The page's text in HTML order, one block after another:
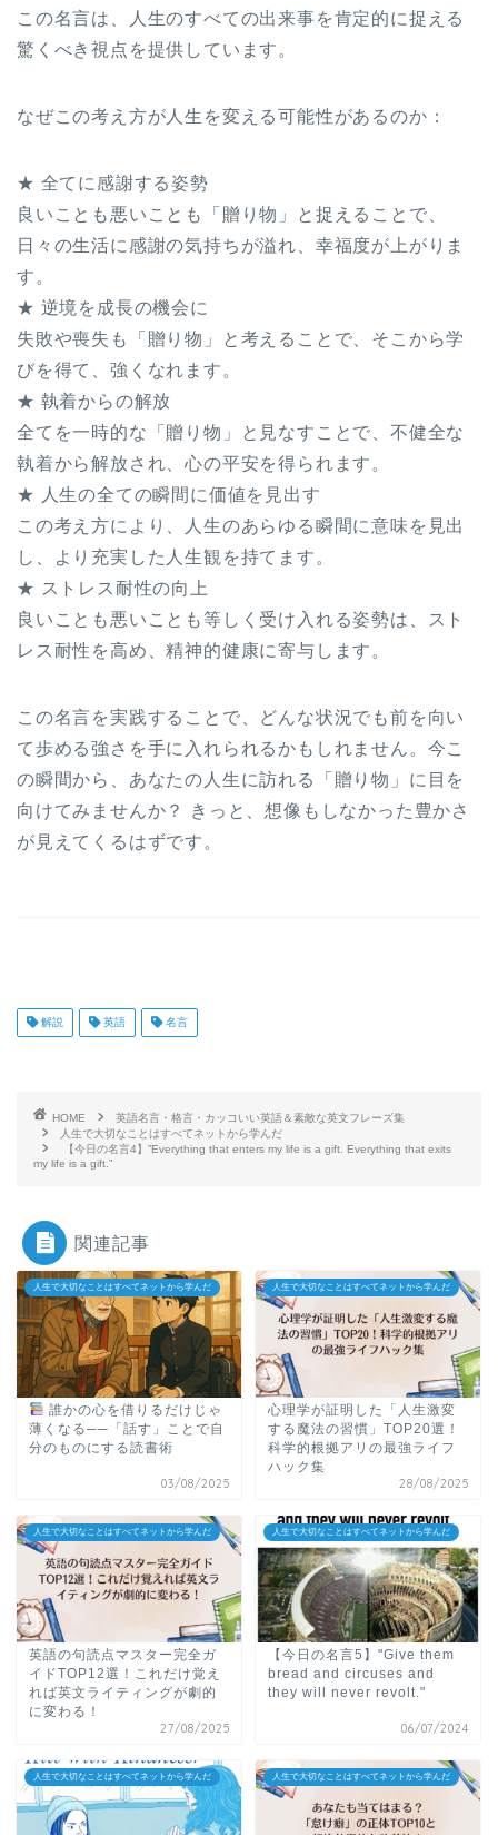
この名言は、人生のすべての出来事を肯定的に捉える
驚くべき視点を提供しています。
なぜこの考え方が人生を変える可能性があるのか：
★ 全てに感謝する姿勢
良いことも悪いことも「贈り物」と捉えることで、
日々の生活に感謝の気持ちが溢れ、幸福度が上がりま
す。
★ 逆境を成長の機会に
失敗や喪失も「贈り物」と考えることで、そこから学
びを得て、強くなれます。
★ 執着からの解放
全てを一時的な「贈り物」と見なすことで、不健全な
執着から解放され、心の平安を得られます。
★ 人生の全ての瞬間に価値を見出す
この考え方により、人生のあらゆる瞬間に意味を見出
し、より充実した人生観を持てます。
★ ストレス耐性の向上
良いことも悪いことも等しく受け入れる姿勢は、スト
レス耐性を高め、精神的健康に寄与します。
この名言を実践することで、どんな状況でも前を向い
て歩める強さを手に入れられるかもしれません。今こ
の瞬間から、あなたの人生に訪れる「贈り物」に目を
向けてみませんか？ きっと、想像もしなかった豊かさ
が見えてくるはずです。
解説 英語 名言
HOME
英語名言・格言・カッコいい英語＆素敵な英文フレーズ集
人生で大切なことはすべてネットから学んだ
【今日の名言4】”Everything that enters my life is a gift. Everything that exits
my life is a gift.”
関連記事
人生で大切なことはすべてネットから学んだ
誰かの心を借りるだけじゃ
薄くなる──「話す」ことで自
分のものにする読書術
03/08/2025
人生で大切なことはすべてネットから学んだ
心理学が証明した「人生激変
する魔法の習慣」TOP20選！
科学的根拠アリの最強ライフ
ハック集
28/08/2025
人生で大切なことはすべてネットから学んだ
英語の句読点マスター完全ガ
イドTOP12選！これだけ覚え
れば英文ライティングが劇的
に変わる！
27/08/2025
人生で大切なことはすべてネットから学んだ
【今日の名言5】"Give them
bread and circuses and
they will never revolt."
06/07/2024
人生で大切なことはすべてネットから学んだ 人生で大切なことはすべてネットから学んだ